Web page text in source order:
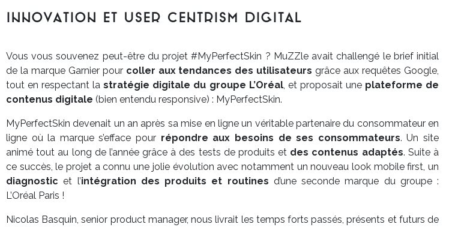
Innovation et user centrism digital
Vous vous souvenez peut-être du projet #MyPerfectSkin ? MuZZle avait challengé le brief initial
de la marque Garnier pour coller aux tendances des utilisateurs grâce aux requêtes Google,
tout en respectant lastratégie digitale du groupe L’Oréal, et proposait une plateforme de
contenus digitale (bien entendu responsive) : MyPerfectSkin.
MyPerfectSkin devenait un an après sa mise en ligne un véritable partenaire du consommateur en
ligne où la marque s’efface pour répondre aux besoins de ses consommateurs. Un site
animé tout au long de l’année grâce à des tests de produits et des contenus adaptés. Suite à
ce succès, le projet a connu une jolie évolution avec notamment un nouveau look mobile first, un
diagnostic et l’intégration des produits et routines d’une seconde marque du groupe :
L’Oréal Paris !
Nicolas Basquin, senior product manager, nous livrait les temps forts passés, présents et futurs de